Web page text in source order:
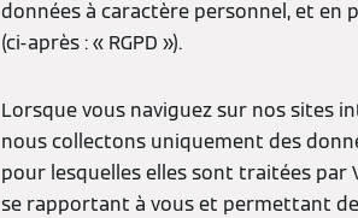
données à caractère personnel, et
(ci-après : « RGPD »).
Lorsque vous naviguez sur nos sites
nous collectons uniquement des
pour lesquelles elles sont traitées par
se rapportant à vous et permettant